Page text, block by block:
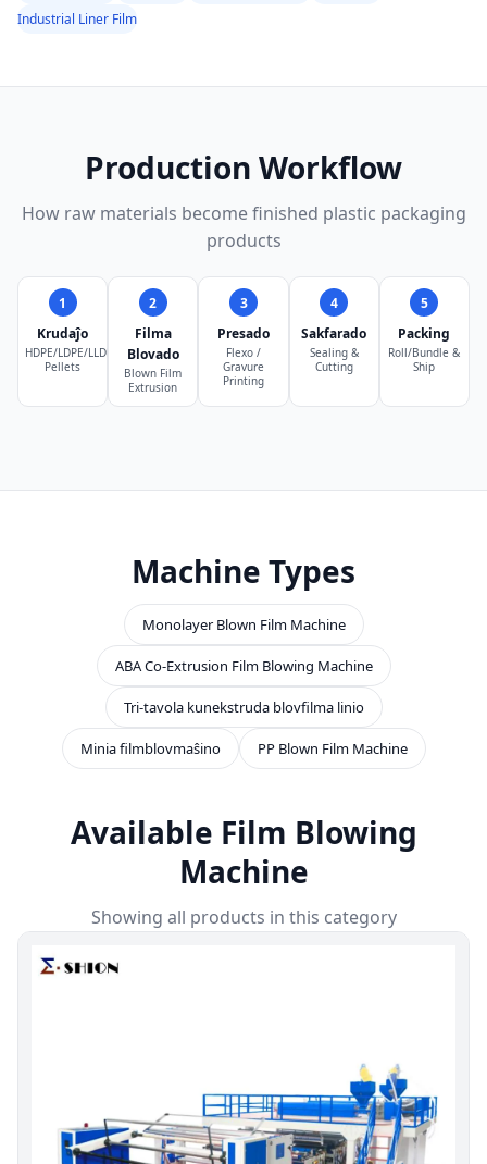
Industrial Liner Film
Production Workflow
How raw materials become finished plastic packaging
products
1
Krudaĵo
HDPE/LDPE/LLDPE
Pellets
2
Filma
Blovado
Blown Film
Extrusion
3
Presado
Flexo /
Gravure
Printing
4
Sakfarado
Sealing &
Cutting
5
Packing
Roll/Bundle &
Ship
Machine Types
Monolayer Blown Film Machine
ABA Co-Extrusion Film Blowing Machine
Tri-tavola kunekstruda blovfilma linio
Minia filmblovmaŝino PP Blown Film Machine
Available Film Blowing
Machine
Showing all products in this category